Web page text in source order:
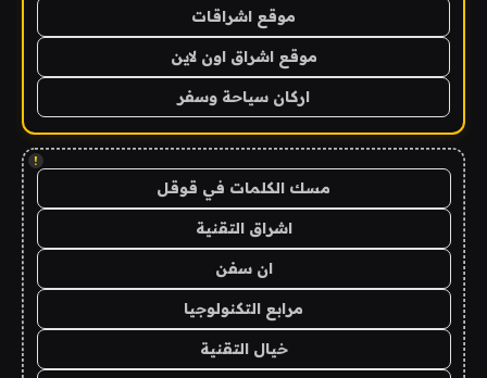
موقع اشراقات
موقع اشراق اون لاين
اركان سياحة وسفر
!
مسك الكلمات في قوقل
اشراق التقنية
ان سفن
مرابع التكنولوجيا
خيال التقنية